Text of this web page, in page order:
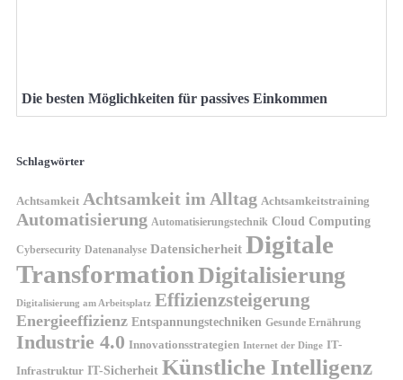
Die besten Möglichkeiten für passives Einkommen
Schlagwörter
Achtsamkeit Achtsamkeit im Alltag Achtsamkeitstraining
Automatisierung Automatisierungstechnik Cloud Computing
Cybersecurity Datenanalyse Datensicherheit Digitale
TransformationDigitalisierung
Digitalisierung am Arbeitsplatz Effizienzsteigerung
Energieeffizienz Entspannungstechniken Gesunde Ernährung
Industrie 4.0 Innovationsstrategien Internet der Dinge IT-
Infrastruktur IT-Sicherheit Künstliche Intelligenz